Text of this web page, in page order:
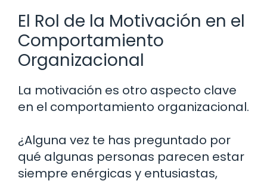
El Rol de la Motivación en el
Comportamiento
Organizacional
La motivación es otro aspecto clave
en el comportamiento organizacional.
¿Alguna vez te has preguntado por
qué algunas personas parecen estar
siempre enérgicas y entusiastas,